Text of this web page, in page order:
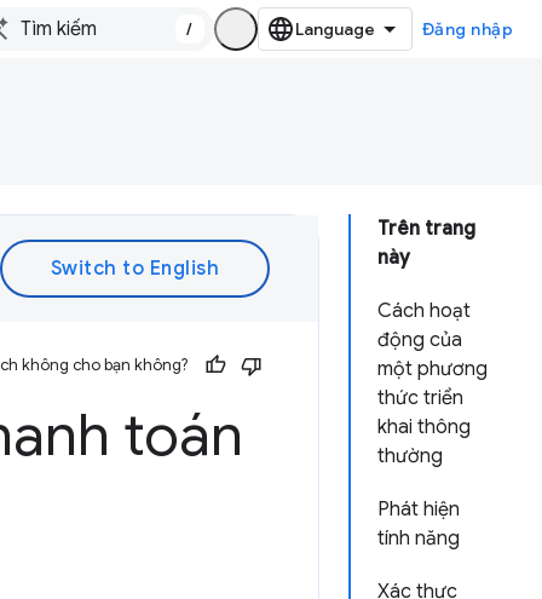
/ Đăng nhập
Trên trang
này
Cách hoạt
động của
một phương
thức triển
khai thông
thường
Phát hiện
tính năng
Xác thực
không cho bạn không?
toán